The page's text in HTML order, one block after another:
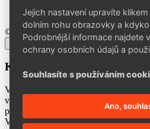
© 2026 BENNON Group a. s.
Kontakty aktualizace
Vážení obchodní partneři,
v rámci zkvalitňování našich služeb a
požadavků
Vás prosíme o 10 minut Vašeho času
Jejich nastavení upravíte
dolním rohu obrazovky a
Podrobnější informace najdete
ochrany osobních údajů a
Souhlasíte s používáním
Ano,